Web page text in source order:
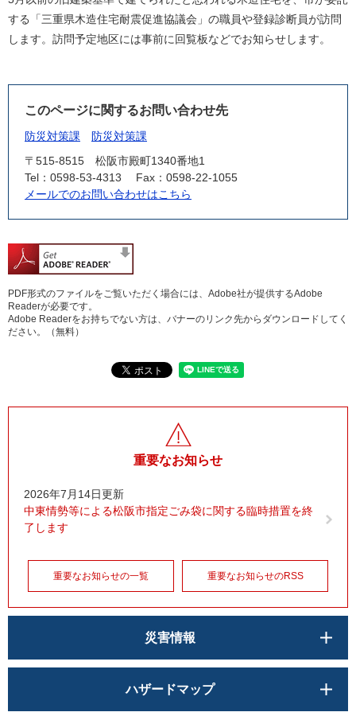
する「三重県木造住宅耐震促進協議会」の職員や登録診断員が訪問
します。訪問予定地区には事前に回覧板などでお知らせします。
このページに関するお問い合わせ先
防災対策課
防災対策課
〒515-8515
松阪市殿町1340番地1
Tel：0598-53-4313
Fax：0598-22-1055
メールでのお問い合わせはこちら
PDF形式のファイルをご覧いただく場合には、Adobe社が提供するAdobe
Readerが必要です。
Adobe Readerをお持ちでない方は、バナーのリンク先からダウンロードしてく
ださい。（無料）
重要なお知らせ
2026年7月14日更新
中東情勢等による松阪市指定ごみ袋に関する臨時措置を終
了します
重要なお知らせの一覧 重要なお知らせのRSS
災害情報
ハザードマップ